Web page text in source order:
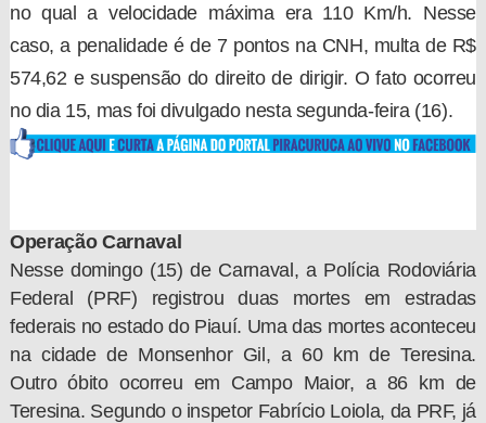
no qual a velocidade máxima era 110 Km/h. Nesse
caso, a penalidade é de 7 pontos na CNH, multa de R$
574,62 e suspensão do direito de dirigir. O fato ocorreu
no dia 15, mas foi divulgado nesta segunda-feira (16).
Operação Carnaval
Nesse domingo (15) de Carnaval, a Polícia Rodoviária
Federal (PRF) registrou duas mortes em estradas
federais no estado do Piauí. Uma das mortes aconteceu
na cidade de Monsenhor Gil, a 60 km de Teresina.
Outro óbito ocorreu em Campo Maior, a 86 km de
Teresina. Segundo o inspetor Fabrício Loiola, da PRF, já